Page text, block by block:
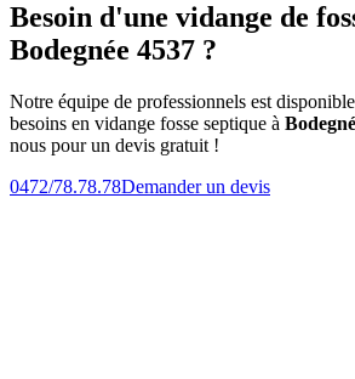
Besoin d'une vidange de
Bodegnée 4537 ?
Notre équipe de professionnels est
besoins en vidange fosse septique à
nous pour un devis gratuit !
0472/78.78.78Demander un devis